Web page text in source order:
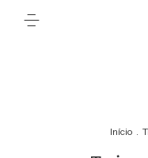
Início .